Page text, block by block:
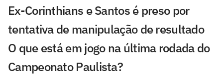
Ex-Corinthians e Santos é preso por
tentativa de manipulação de resultado
O que está em jogo na última rodada do
Campeonato Paulista?